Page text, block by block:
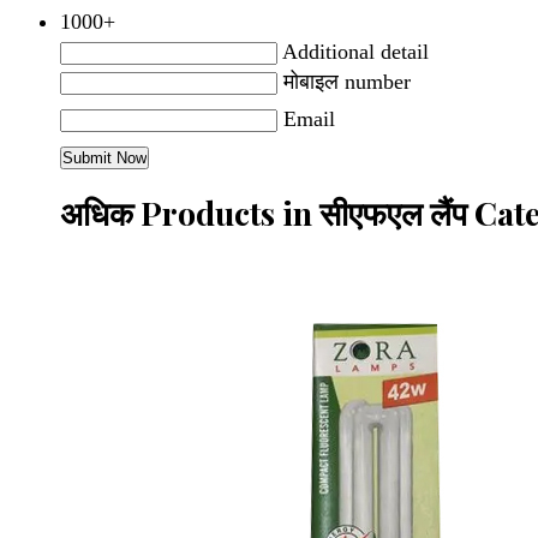
1000+
Additional detail
मोबाइल number
Email
अधिक Products in सीएफएल लैंप